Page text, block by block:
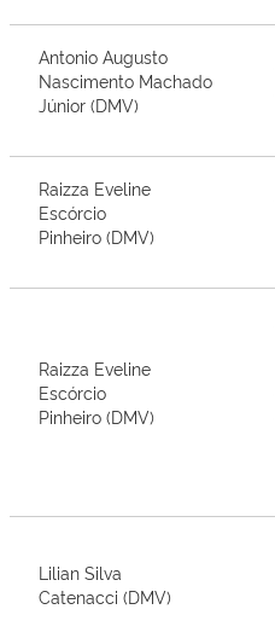
Antonio Augusto
Nascimento Machado
Júnior (DMV)
Raizza Eveline
Escórcio
Pinheiro (DMV)
Raizza Eveline
Escórcio
Pinheiro (DMV)
Lilian Silva
Catenacci (DMV)